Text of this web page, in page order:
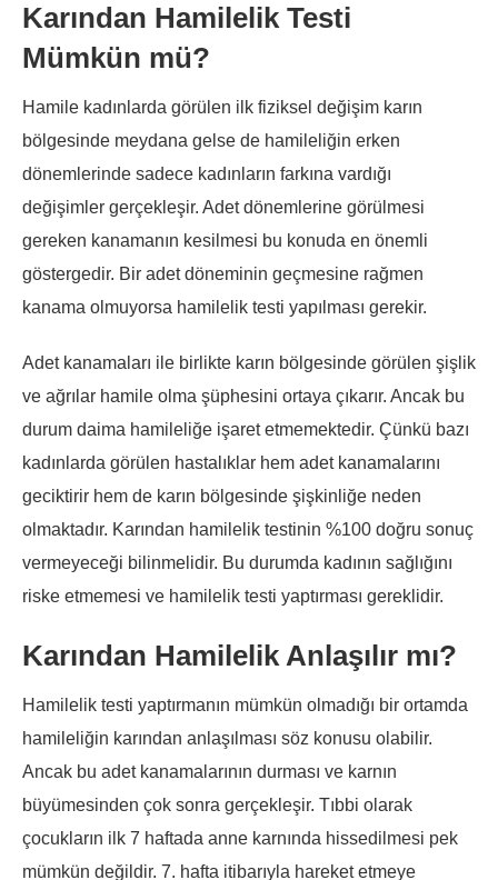
Karından Hamilelik Testi
Mümkün mü?
Hamile kadınlarda görülen ilk fiziksel değişim karın
bölgesinde meydana gelse de hamileliğin erken
dönemlerinde sadece kadınların farkına vardığı
değişimler gerçekleşir. Adet dönemlerine görülmesi
gereken kanamanın kesilmesi bu konuda en önemli
göstergedir. Bir adet döneminin geçmesine rağmen
kanama olmuyorsa hamilelik testi yapılması gerekir.
Adet kanamaları ile birlikte karın bölgesinde görülen şişlik
ve ağrılar hamile olma şüphesini ortaya çıkarır. Ancak bu
durum daima hamileliğe işaret etmemektedir. Çünkü bazı
kadınlarda görülen hastalıklar hem adet kanamalarını
geciktirir hem de karın bölgesinde şişkinliğe neden
olmaktadır. Karından hamilelik testinin %100 doğru sonuç
vermeyeceği bilinmelidir. Bu durumda kadının sağlığını
riske etmemesi ve hamilelik testi yaptırması gereklidir.
Karından Hamilelik Anlaşılır mı?
Hamilelik testi yaptırmanın mümkün olmadığı bir ortamda
hamileliğin karından anlaşılması söz konusu olabilir.
Ancak bu adet kanamalarının durması ve karnın
büyümesinden çok sonra gerçekleşir. Tıbbi olarak
çocukların ilk 7 haftada anne karnında hissedilmesi pek
mümkün değildir. 7. hafta itibarıyla hareket etmeye